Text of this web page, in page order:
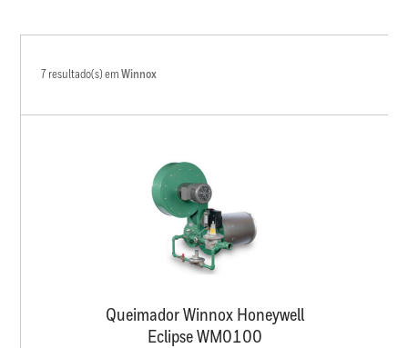
7 resultado(s) em Winnox
Queimador Winnox Honeywell
Eclipse WM0100